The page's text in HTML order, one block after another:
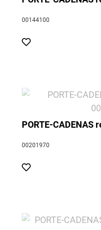
00144100
PORTE-CADENAS
00201970